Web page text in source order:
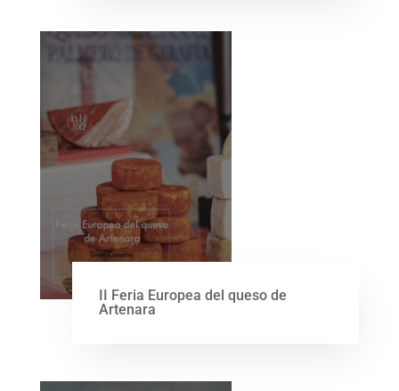
II Feria Europea del queso de
Artenara